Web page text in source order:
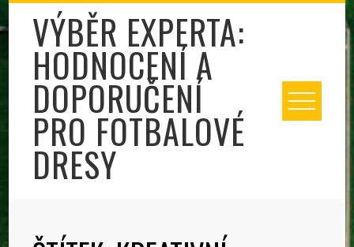
to
contentVÝBĚR EXPERTA:
HODNOCENÍ A
DOPORUČENÍ
PRO FOTBALOVÉ
DRESY